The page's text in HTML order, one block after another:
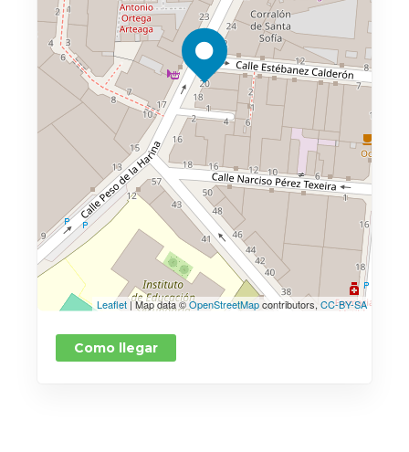
Leaflet | Map data ©OpenStreetMapcontributors, CC-BY-SA
Como llegar